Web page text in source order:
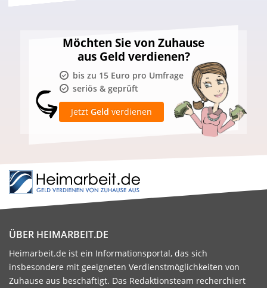
Möchten Sie von Zuhause
aus Geld verdienen?
bis zu 15 Euro pro Umfrage
seriös & geprüft
Jetzt Geld verdienen
ÜBER HEIMARBEIT.DE
Heimarbeit.de ist ein Informationsportal, das sich
insbesondere mit geeigneten Verdienstmöglichkeiten von
Zuhause aus beschäftigt. Das Redaktionsteam recherchiert